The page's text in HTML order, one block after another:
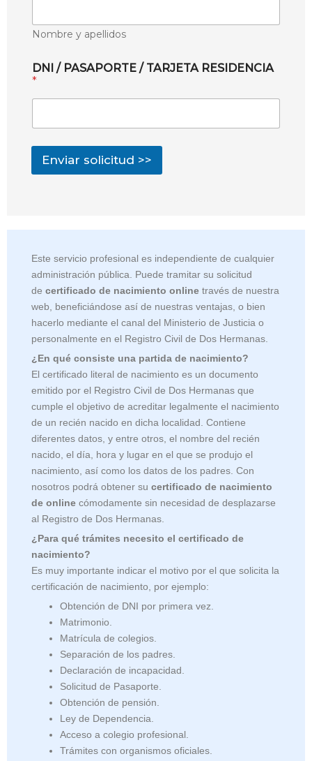
Nombre y apellidos
DNI / PASAPORTE / TARJETA RESIDENCIA
*
Enviar solicitud >>
Este servicio profesional es independiente de cualquier
administración pública. Puede tramitar su solicitud
de certificado de nacimiento online través de nuestra
web, beneficiándose así de nuestras ventajas, o bien
hacerlo mediante el canal del Ministerio de Justicia o
personalmente en el Registro Civil de Dos Hermanas.
¿En qué consiste una partida de nacimiento?
El certificado literal de nacimiento es un documento
emitido por el Registro Civil de Dos Hermanas que
cumple el objetivo de acreditar legalmente el nacimiento
de un recién nacido en dicha localidad. Contiene
diferentes datos, y entre otros, el nombre del recién
nacido, el día, hora y lugar en el que se produjo el
nacimiento, así como los datos de los padres. Con
nosotros podrá obtener su certificado de nacimiento
de online cómodamente sin necesidad de desplazarse
al Registro de Dos Hermanas.
¿Para qué trámites necesito el certificado de
nacimiento?
Es muy importante indicar el motivo por el que solicita la
certificación de nacimiento, por ejemplo:
Obtención de DNI por primera vez.
Matrimonio.
Matrícula de colegios.
Separación de los padres.
Declaración de incapacidad.
Solicitud de Pasaporte.
Obtención de pensión.
Ley de Dependencia.
Acceso a colegio profesional.
Trámites con organismos oficiales.